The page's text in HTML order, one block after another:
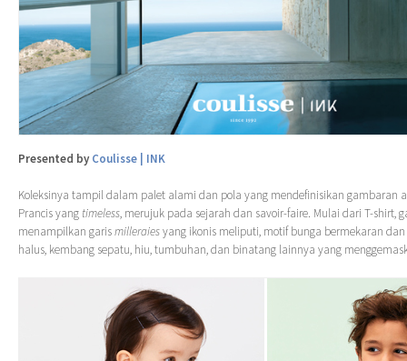
Presented by Coulisse | INK
Koleksinya tampil dalam palet alami dan pola yang mendefinisikan gambaran
Prancis yang timeless, merujuk pada sejarah dan savoir-faire. Mulai dari T-shirt,
menampilkan garismilleraiesyang ikonis meliputi, motif bunga bermekaran
halus, kembang sepatu, hiu, tumbuhan, dan binatang lainnya yang